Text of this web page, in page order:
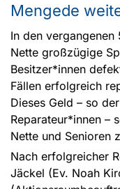
Mengede
In den
Nette großzügige
Besitzer*innen
Fällen erfolgreich
Dieses Geld – so
Reparateur*innen –
Nette und Senioren
Nach erfolgreicher
Jäckel (Ev. Noah